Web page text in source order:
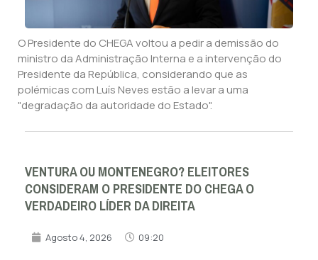
O Presidente do CHEGA voltou a pedir a demissão do
ministro da Administração Interna e a intervenção do
Presidente da República, considerando que as
polémicas com Luís Neves estão a levar a uma
"degradação da autoridade do Estado".
VENTURA OU MONTENEGRO? ELEITORES
CONSIDERAM O PRESIDENTE DO CHEGA O
VERDADEIRO LÍDER DA DIREITA
Agosto 4, 2026 09:20